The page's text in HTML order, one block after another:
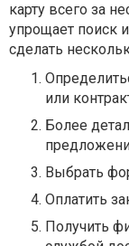
карту всего за
упрощает поиск
сделать
или
Более
Выбрать
Оплатить
Получить